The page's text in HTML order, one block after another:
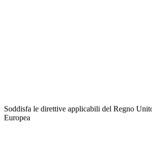
Soddisfa le direttive applicabili del Regno
Europea